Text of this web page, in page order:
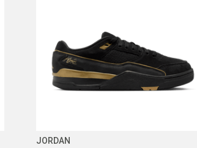
JORDAN